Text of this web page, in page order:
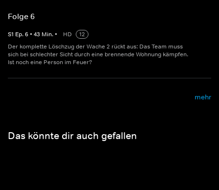
Folge 6
S1 Ep.6 • 43 Min. • HD
12
Der komplette Löschzug der Wache 2 rückt aus: Das Team muss
sich bei schlechter Sicht durch eine brennende Wohnung kämpfen.
Ist noch eine Person im Feuer?
mehr
Das könnte dir auch gefallen